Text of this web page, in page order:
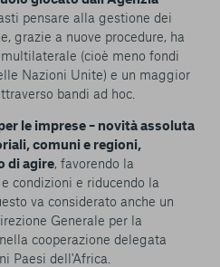
pensare alla gestione dei
grazie a nuove procedure, ha
(cioè meno fondi
Nazioni Unite) e un maggior
bandi ad hoc.
le imprese – novità assoluta
comuni e regioni,
di agire, favorendo la
condizioni e riducendo la
va considerato anche un
Generale per la
cooperazione delegata
Paesi dell'Africa.